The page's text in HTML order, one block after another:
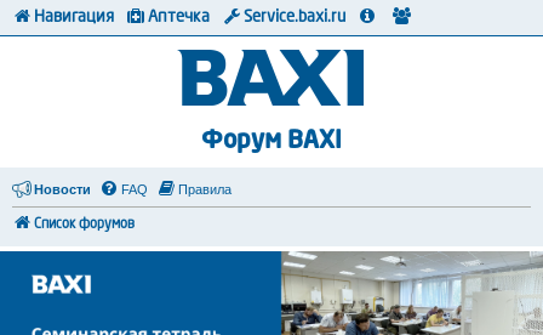
Форум BAXI
Новости FAQ Правила
Список форумов
Навигация Аптечка Service.baxi.ru